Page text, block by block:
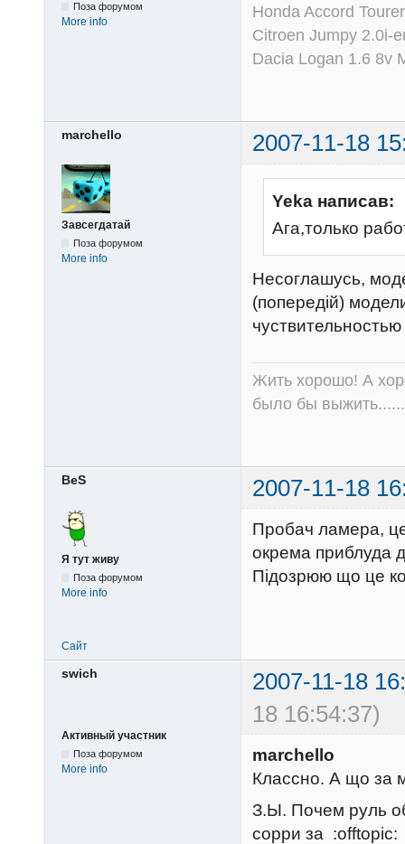
Поза форумом
More info
Honda Accord
Citroen Jumpy 2.0i-
Dacia Logan 1.6 8v
marchello 2007-11-18
Завсегдатай
Поза форумом
More info
Yeka написав:
Ага,только
Несоглашусь,
(попередій)
Жить хорошо! А
было бы
BeS 2007-11-18
Я тут живу
Поза форумом
More info
Пробач ламера,
окрема приблуда
Підозрюю що це
Сайт
swich
2007-11-18
18 16:54:37)
Активный участник
Поза форумом
More info
marchello
Классно. А що за
З.Ы. Почем руль
сорри за :offtopic: